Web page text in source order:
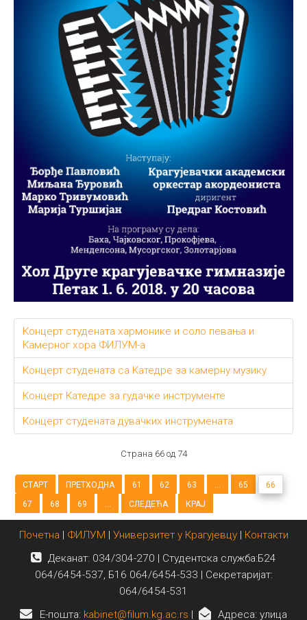
Концерт студената хармонике и соло певања и
Камерног хора ФИЛУМ-а
Концерт студената са Катедре за камерну музику
Концерт Катедре за гудачке инструменте
Концерт студената дувачких инструмената
Страна 66 од 74
СТАРТ ПРЕТХОДНА 61 62 63 65
66
67
68 69 СЛЕДЕЋА КРАЈ
Почетна | ФИЛУМ | Универзитет у Крагујевцу| Контакти
Деканат: 034/304-270 | Студентска служба:Б24
064/6454-537, Б16 064/6454-533 | Секретаријат:
064/6454-531
E-пошта: kabinet@filum.kg.ac.rs | Адреса: улица